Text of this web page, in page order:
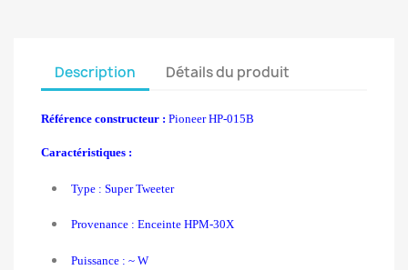
Description Détails du produit
Référence constructeur : Pioneer HP-015B
Caractéristiques :
Type : Super Tweeter
Provenance : Enceinte HPM-30X
Puissance : ~ W